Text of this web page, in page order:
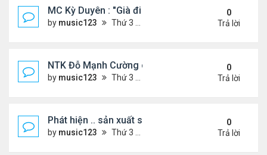
MC Kỳ Duyên : "Già đi cũng là một đặc ân"
by music123 Thứ 3 Tháng 7 28, 2026 4:54 pm
0
Trả lời
NTK Đỗ Mạnh Cường chi 100 triệu đồng thuê...
by music123 Thứ 3 Tháng 7 28, 2026 4:47 pm
0
Trả lời
Phát hiện .. sản xuất sữa 'pha bột giặt'
by music123 Thứ 3 Tháng 7 28, 2026 4:43 pm
0
Trả lời